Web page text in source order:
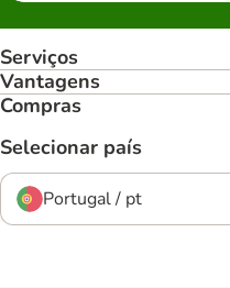
Serviços
Vantagens
Compras
Selecionar país
Portugal / pt